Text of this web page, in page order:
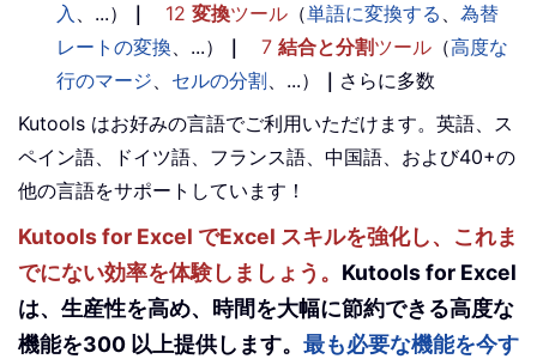
入 、...） ｜ 12 変換ツール （単語に変換する 、 為替
レートの変換、...） ｜ 7 結合と分割ツール （高度な
行のマージ、 セルの分割、...） ｜ さらに多数
Kutools はお好みの言語でご利用いただけます。英語、ス
ペイン語、ドイツ語、フランス語、中国語、および40+の
他の言語をサポートしています！
Kutools for Excel でExcel スキルを強化し、これま
でにない効率を体験しましょう。 Kutools for Excel
は、生産性を高め、時間を大幅に節約できる高度な
機能を300 以上提供します。 最も必要な機能を今す